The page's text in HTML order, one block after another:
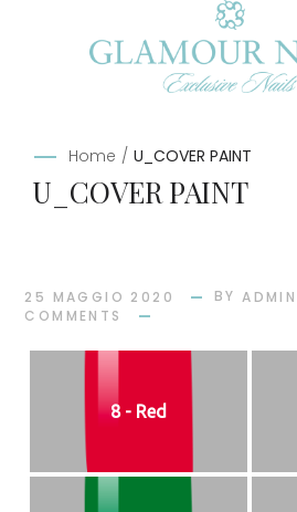
Home / U_COVER PAINT
U_COVER PAINT
25 MAGGIO 2020 BY
COMMENTS
8 - Red